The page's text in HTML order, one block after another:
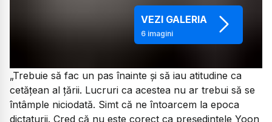
VEZI GALERIA
6imagini
„Trebuie să fac un pas înainte și să iau atitudine ca
cetățean al țării. Lucruri ca acestea nu ar trebui să se
întâmple niciodată. Simt că ne întoarcem la epoca
dictaturii. Cred că nu este corect ca președintele Yoon